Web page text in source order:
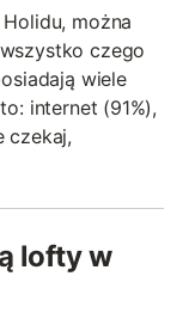
można
czego
wiele
internet (91%),
czekaj,
lofty w